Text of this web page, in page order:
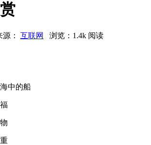
源： 互联网 浏览：1.4k 阅读
中的船